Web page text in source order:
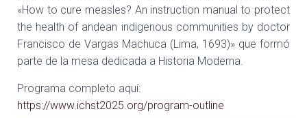
«How to cure measles? An instruction manual to protect
the health of andean indigenous communities by doctor
Francisco de Vargas Machuca (Lima, 1693)» que formó
parte de la mesa dedicada a Historia Moderna.
Programa completo aquí:
https://www.ichst2025.org/program-outline